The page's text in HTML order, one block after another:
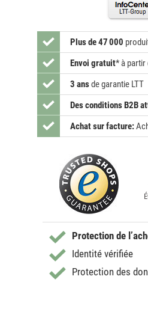
Plus de 47 000
Envoi gratuit* à partir
3 ansde garantie LTT
Des conditions B2B
Achat sur facture:
Protection de
Identité vérifiée
Protection des